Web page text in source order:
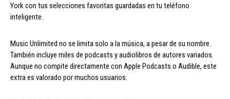
York con tus selecciones favoritas guardadas en tu teléfono
inteligente.
Music Unlimited no se limita solo a la música, a pesar de su nombre.
También incluye miles de podcasts y audiolibros de autores variados.
Aunque no compite directamente con Apple Podcasts o Audible, este
extra es valorado por muchos usuarios.